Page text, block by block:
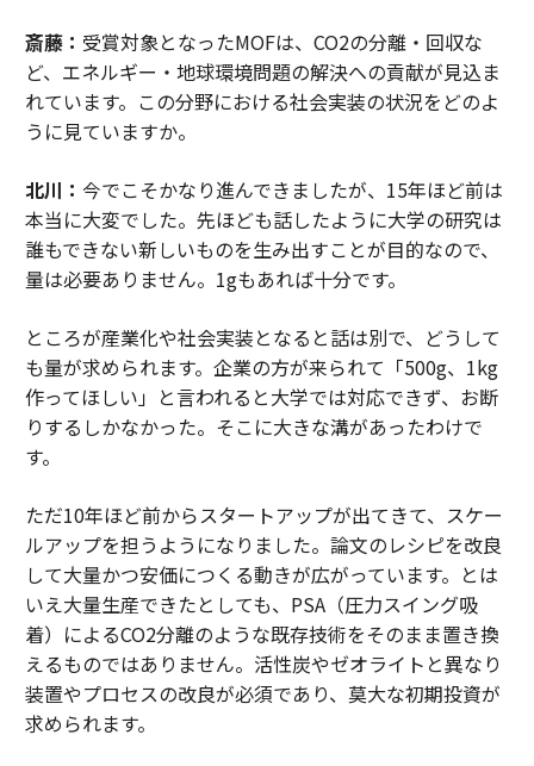
斎藤： 受賞対象となったMOFは、CO2の分離・回収な
ど、エネルギー・地球環境問題の解決への貢献が見込ま
れています。この分野における社会実装の状況をどのよ
うに見ていますか。
北川： 今でこそかなり進んできましたが、15年ほど前は
本当に大変でした。先ほども話したように大学の研究は
誰もできない新しいものを生み出すことが目的なので、
量は必要ありません。1gもあれば十分です。
ところが産業化や社会実装となると話は別で、どうして
も量が求められます。企業の方が来られて「500g、1kg
作ってほしい」と言われると大学では対応できず、お断
りするしかなかった。そこに大きな溝があったわけで
す。
ただ10年ほど前からスタートアップが出てきて、スケー
ルアップを担うようになりました。論文のレシピを改良
して大量かつ安価につくる動きが広がっています。とは
いえ大量生産できたとしても、PSA（圧力スイング吸
着）によるCO2分離のような既存技術をそのまま置き換
えるものではありません。活性炭やゼオライトと異なり
装置やプロセスの改良が必須であり、莫大な初期投資が
求められます。